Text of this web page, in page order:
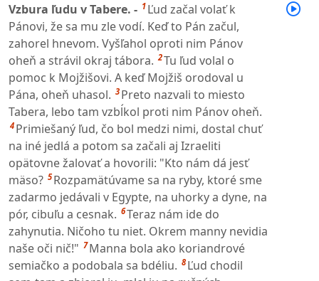
Vzbura ľudu v Tabere. - 1 Ľud začal volať k
Pánovi, že sa mu zle vodí. Keď to Pán začul,
zahorel hnevom. Vyšľahol oproti nim Pánov
oheň a strávil okraj tábora. 2Tu ľud volal o
pomoc k Mojžišovi. A keď Mojžiš orodoval u
Pána, oheň uhasol. 3 Preto nazvali to miesto
Tabera, lebo tam vzbĺkol proti nim Pánov oheň.
4 Primiešaný ľud, čo bol medzi nimi, dostal chuť
na iné jedlá a potom sa začali aj Izraeliti
opätovne žalovať a hovorili: "Kto nám dá jesť
mäso? 5 Rozpamätúvame sa na ryby, ktoré sme
zadarmo jedávali v Egypte, na uhorky a dyne, na
pór, cibuľu a cesnak. 6Teraz nám ide do
zahynutia. Ničoho tu niet. Okrem manny nevidia
naše oči nič!" 7 Manna bola ako koriandrové
semiačko a podobala sa bdéliu. 8 Ľud chodil